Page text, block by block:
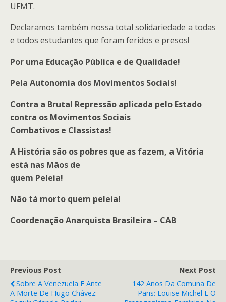
UFMT.
Declaramos também nossa total solidariedade a todas
e todos estudantes que foram feridos e presos!
Por uma Educação Pública e de Qualidade!
Pela Autonomia dos Movimentos Sociais!
Contra a Brutal Repressão aplicada pelo Estado
contra os Movimentos Sociais
Combativos e Classistas!
A História são os pobres que as fazem, a Vitória
está nas Mãos de
quem Peleia!
Não tá morto quem peleia!
Coordenação Anarquista Brasileira – CAB
Previous Post
Sobre A Venezuela E Ante
A Morte De Hugo Chávez:
Next Post
142 Anos Da Comuna De
Paris: Louise Michel E O